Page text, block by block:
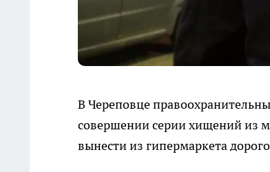
В Череповце
совершении серии хищений из
вынести из гипермаркета